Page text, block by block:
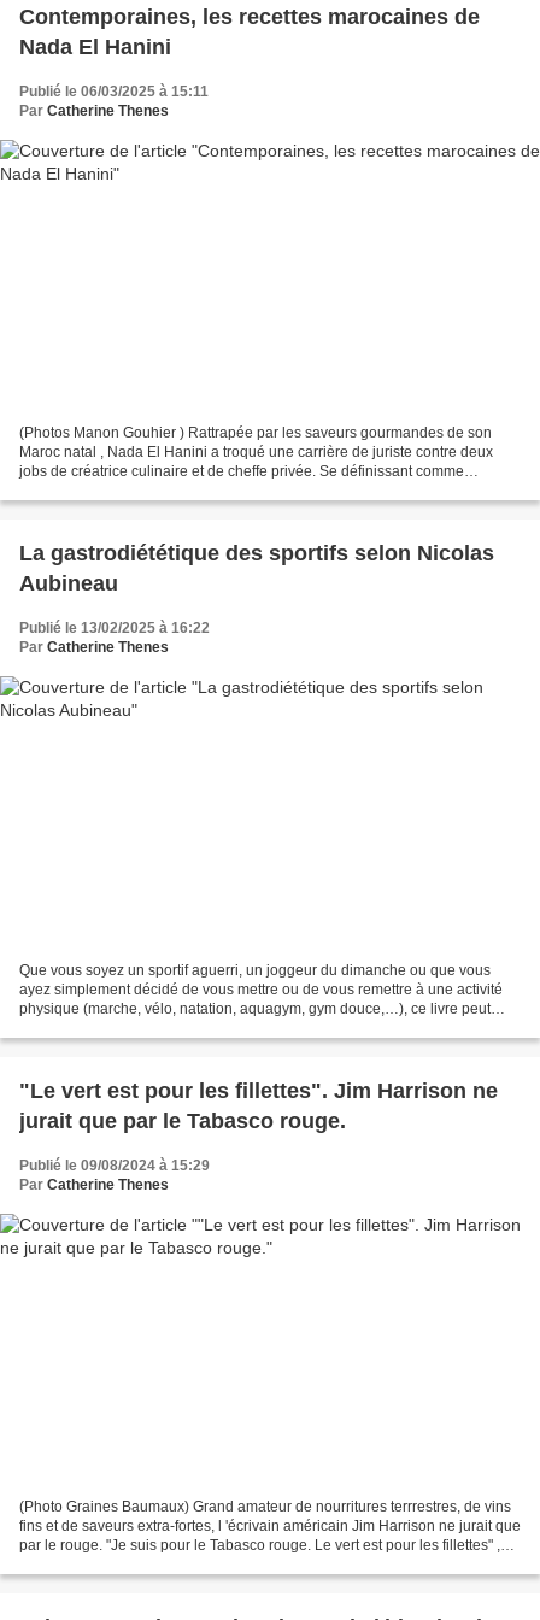
Contemporaines, les recettes marocaines de
Nada El Hanini
Publié le 06/03/2025 à 15:11
Par Catherine Thenes
(Photos Manon Gouhier ) Rattrapée par les saveurs gourmandes de son
Maroc natal , Nada El Hanini a troqué une carrière de juriste contre deux
jobs de créatrice culinaire et de cheffe privée. Se définissant comme
La gastrodiététique des sportifs selon Nicolas
Aubineau
Publié le 13/02/2025 à 16:22
Par Catherine Thenes
Que vous soyez un sportif aguerri, un joggeur du dimanche ou que vous
ayez simplement décidé de vous mettre ou de vous remettre à une activité
physique (marche, vélo, natation, aquagym, gym douce,…), ce livre peut
"Le vert est pour les fillettes". Jim Harrison ne
jurait que par le Tabasco rouge.
Publié le 09/08/2024 à 15:29
Par Catherine Thenes
(Photo Graines Baumaux) Grand amateur de nourritures terrrestres, de vins
fins et de saveurs extra-fortes, l 'écrivain américain Jim Harrison ne jurait que
par le rouge. "Je suis pour le Tabasco rouge. Le vert est pour les fillettes" ,